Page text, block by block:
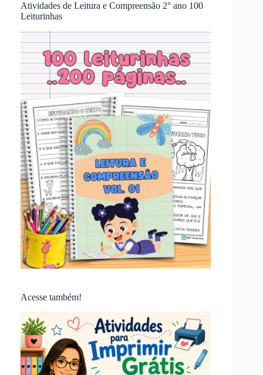
Atividades de Leitura e Compreensão 2° ano 100
Leiturinhas
Acesse também!